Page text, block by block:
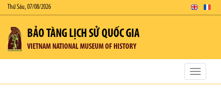
Thứ Sáu, 07/08/2026
BẢO TÀNG LỊCH SỬ QUỐC GIA
VIETNAM NATIONAL MUSEUM OF HISTORY
Toggle